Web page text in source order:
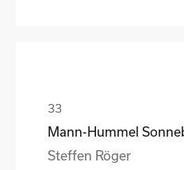
Mann-Hummel
Steffen Röger